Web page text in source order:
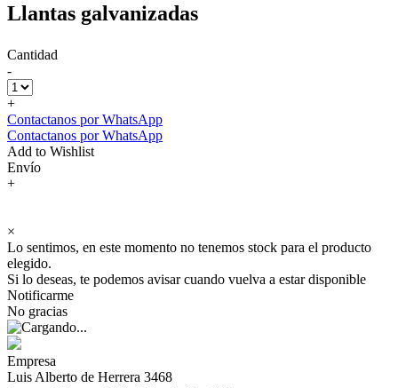
Llantas galvanizadas
Cantidad
-
+
Contactanos por WhatsApp
Contactanos por WhatsApp
Add to Wishlist
Envío
+
×
Lo sentimos, en este momento no tenemos stock para el producto
elegido.
Si lo deseas, te podemos avisar cuando vuelva a estar disponible
Notificarme
No gracias
Empresa
Luis Alberto de Herrera 3468